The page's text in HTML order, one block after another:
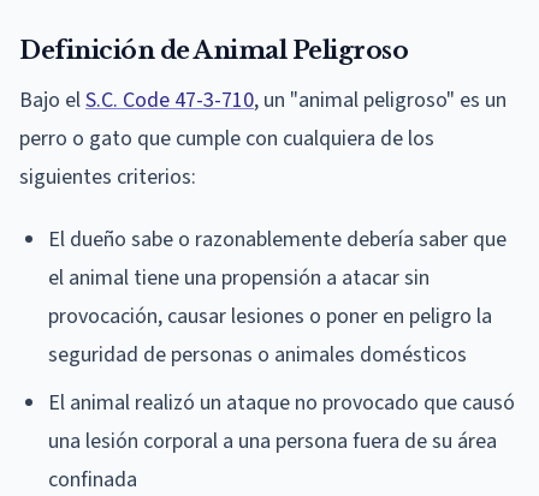
Definición de Animal Peligroso
Bajo elS.C. Code 47-3-710, un "animal peligroso" es un
perro o gato que cumple con cualquiera de los
siguientes criterios:
El dueño sabe o razonablemente debería saber que
el animal tiene una propensión a atacar sin
provocación, causar lesiones o poner en peligro la
seguridad de personas o animales domésticos
El animal realizó un ataque no provocado que causó
una lesión corporal a una persona fuera de su área
confinada